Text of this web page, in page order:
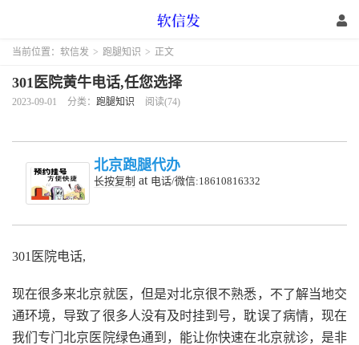
当前位置： 软信发 > 跑腿知识 > 正文
301医院黄牛电话,任您选择
2023-09-01 分类： 跑腿知识 阅读(74)
北京跑腿代办
长按复制 at 电话/微信:18610816332
301医院电话,
现在很多来北京就医，但是对北京很不熟悉，不了解当地交
通环境，导致了很多人没有及时挂到号，耽误了病情，现在
我们专门北京医院绿色通到，能让你快速在北京就诊，是非